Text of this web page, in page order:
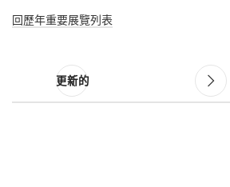
回歷年重要展覽列表
更新的